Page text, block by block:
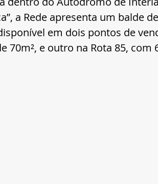
a Rede apresenta um balde
em dois pontos de
70m², e outro na Rota 85, com